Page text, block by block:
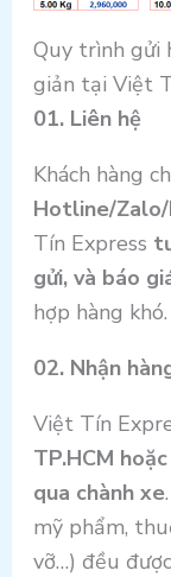
Quy trình gửi
giản tại Việt
01. Liên hệ
Khách hàng
Hotline/
Tín Express
gửi, và báo
hợp hàng khó.
02. Nhận
Việt Tín
TP.HCM
qua chành xe
mỹ phẩm,
vỡ…) đều được